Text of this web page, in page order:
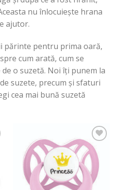
nu înlocuiește hrana
ajutor.
părinte pentru prima oară,
cum arată, cum se
o suzetă. Noi îți punem la
suzete, precum și sfaturi
cea mai bună suzetă
Adauga
in
Wishlist